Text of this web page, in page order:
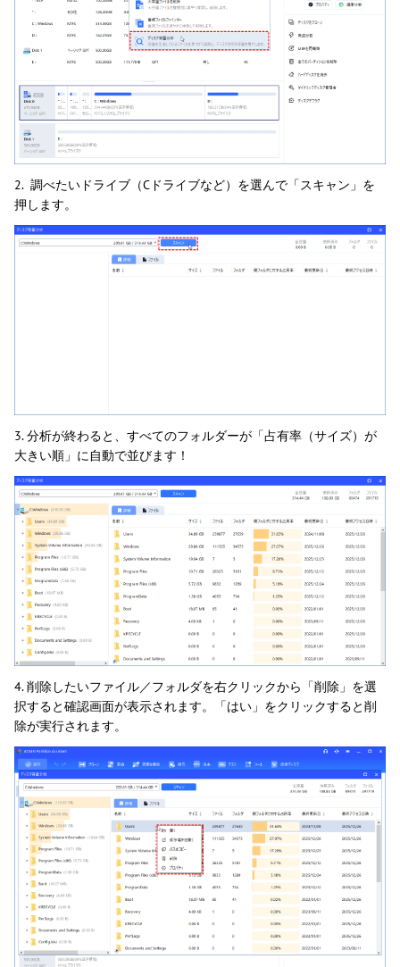
2. 調べたいドライブ（Cドライブなど）を選んで「スキャン」を
押します。
3. 分析が終わると、すべてのフォルダーが「占有率（サイズ）が
大きい順」に自動で並びます！
4. 削除したいファイル／フォルダを右クリックから「削除」を選
択すると確認画面が表示されます。「はい」をクリックすると削
除が実行されます。